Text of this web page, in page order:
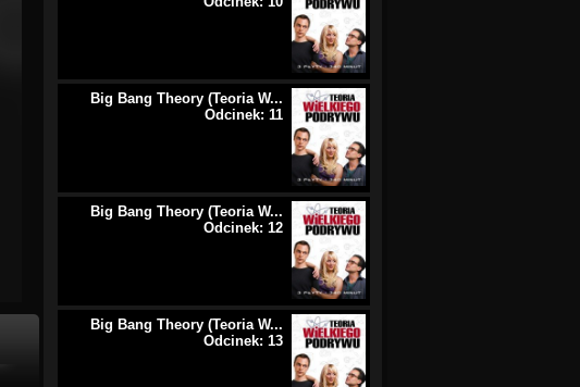
Big Bang Theory (Teoria W...
Odcinek: 11
Big Bang Theory (Teoria W...
Odcinek: 12
Big Bang Theory (Teoria W...
Odcinek: 13